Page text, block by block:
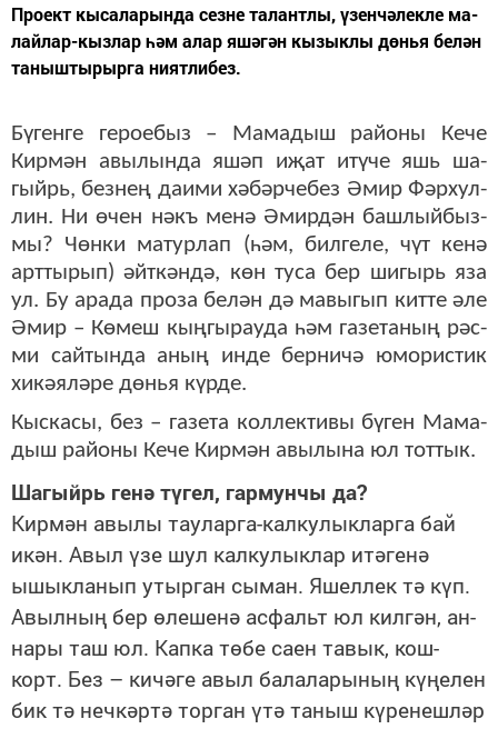
Про­ект кы­са­ла­рын­да сез­не та­лант­лы, үзен­чә­лек­ле ма­
лай­лар-кыз­лар һәм алар яшә­гән кы­зык­лы дөнья бе­лән
та­ныш­ты­рыр­га ни­ят­ли­без.
Бү­ген­ге ге­ро­е­быз – Ма­ма­дыш ра­йо­ны Ке­че
Кир­мән авы­лын­да яшәп иҗат итү­че яшь ша­
гыйрь, без­нең да­и­ми хә­бәр­че­без Әмир Фәр­хул­
лин. Ни өчен нәкъ ме­нә Әмир­дән баш­лый­быз­
мы? Чөн­ки ма­тур­лап (һәм, бил­ге­ле, чүт ке­нә
арт­ты­рып) әйт­кән­дә, көн ту­са бер ши­гырь яза
ул. Бу ара­да про­за бе­лән дә ма­вы­гып кит­те әле
Әмир – Кө­меш кың­гы­рау­да һәм га­зе­та­ның рәс­
ми сай­тын­да аның ин­де бер­ни­чә юмо­рис­тик
хи­кә­я­лә­ре дөнья күр­де.
Кыс­ка­сы, без – га­зе­та кол­лек­ти­вы бү­ген Ма­ма­
дыш ра­йо­ны Ке­че Кир­мән авы­лы­на юл тот­тык.
Ша­гыйрь ге­нә тү­гел, гар­мун­чы да?
Кир­мән авы­лы тау­лар­га-кал­ку­лык­лар­га бай
икән. Авыл үзе шул кал­ку­лык­лар итә­ге­нә
ышык­ла­нып утыр­ган сы­ман. Яшел­лек тә күп.
Авыл­ның бер өле­ше­нә ас­фальт юл кил­гән, ан­
на­ры таш юл. Кап­ка тө­бе са­ен та­вык, кош-
корт. Без – ки­чә­ге авыл ба­ла­ла­ры­ның кү­ңе­лен
бик тә неч­кәр­тә тор­ган үтә та­ныш кү­ре­неш­ләр